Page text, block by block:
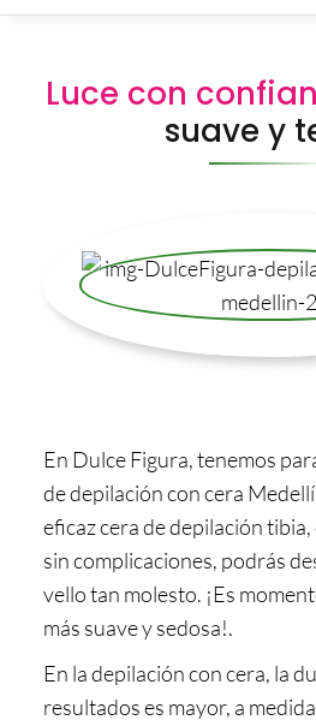
Luce con
suave y
En Dulce Figura, tenemos
de depilación con cera
eficaz cera de depilación
sin complicaciones, podrás
vello tan molesto. ¡Es
más suave y sedosa!.
En la depilación con cera, la
resultados es mayor, a